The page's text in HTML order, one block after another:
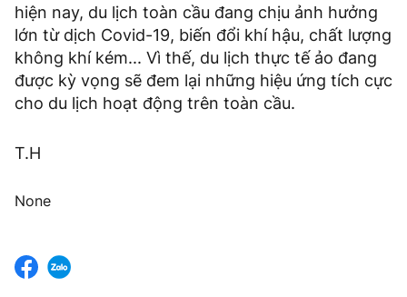
hiện nay, du lịch toàn cầu đang chịu ảnh hưởng
lớn từ dịch Covid-19, biến đổi khí hậu, chất lượng
không khí kém... Vì thế, du lịch thực tế ảo đang
được kỳ vọng sẽ đem lại những hiệu ứng tích cực
cho du lịch hoạt động trên toàn cầu.
T.H
None